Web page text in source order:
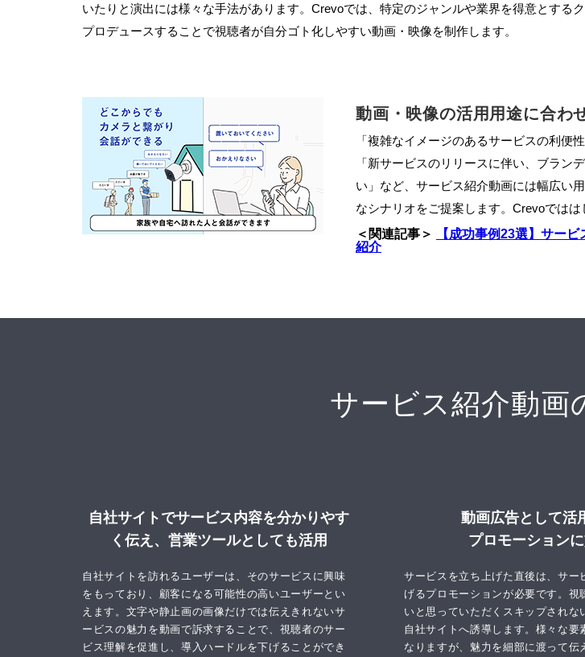
いたりと演出には様々な手法があります。Crevoでは、特定のジャンルや業界を得意とする
プロデュースすることで視聴者が自分ゴト化しやすい動画・映像を制作します。
動画・映像の活用用途に合わ
「複雑なイメージのあるサービスの利便
「新サービスのリリースに伴い、ブラン
い」など、サービス紹介動画には幅広い
なシナリオをご提案します。Crevoでは
＜関連記事＞
【成功事例23選】サー
紹介
サービス紹介動画
自社サイトでサービス内容を分かりやす
く伝え、営業ツールとしても活用
自社サイトを訪れるユーザーは、そのサービスに興味
をもっており、顧客になる可能性の高いユーザーとい
えます。文字や静止画の画像だけでは伝えきれないサ
ービスの魅力を動画で訴求することで、視聴者のサー
ビス理解を促進し、導入ハードルを下げることができ
動画広告として活
プロモーション
サービスを立ち上げた直後は、サー
げるプロモーションが必要です。視
いと思っていただくスキップされな
自社サイトへ誘導します。様々な要
なりますが、魅力を細部に渡って伝